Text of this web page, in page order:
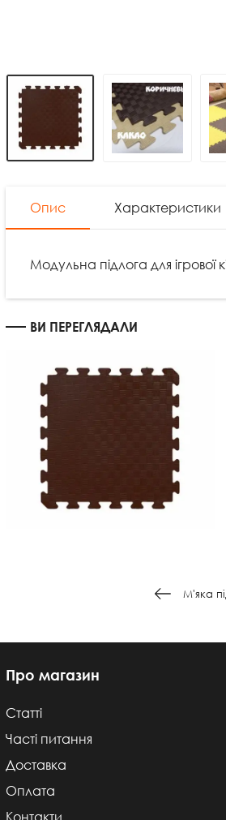
Опис Характеристики
Модульна підлога для
ВИ ПЕРЕГЛЯДАЛИ
М'яка
Про магазин
Статті
Часті питання
Доставка
Оплата